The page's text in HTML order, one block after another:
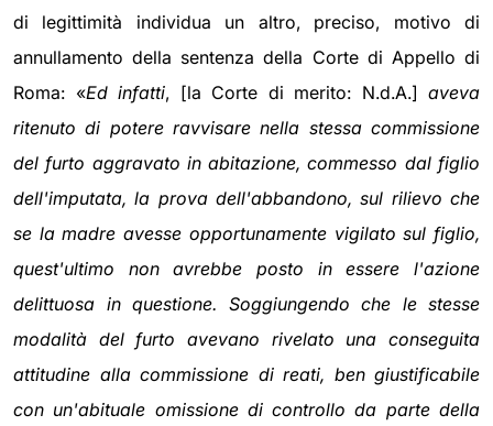
di legittimità individua un altro, preciso, motivo di
annullamento della sentenza della Corte di Appello di
Roma: «Ed infatti, [la Corte di merito: N.d.A.] aveva
ritenuto di potere ravvisare nella stessa commissione
del furto aggravato in abitazione, commesso dal figlio
dell'imputata, la prova dell'abbandono, sul rilievo che
se la madre avesse opportunamente vigilato sul figlio,
quest'ultimo non avrebbe posto in essere l'azione
delittuosa in questione. Soggiungendo che le stesse
modalità del furto avevano rivelato una conseguita
attitudine alla commissione di reati, ben giustificabile
con un'abituale omissione di controllo da parte della